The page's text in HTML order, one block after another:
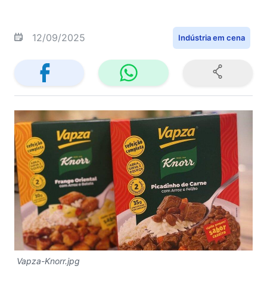
12/09/2025 Indústria em cena
Vapza-Knorr.jpg